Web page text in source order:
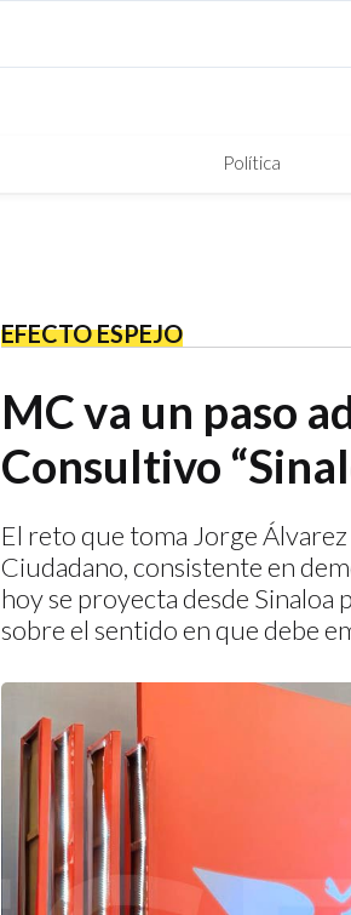
Política
EFECTO ESPEJO
MC va un paso
Consultivo
El reto que toma Jorge
Ciudadano, consistente en
hoy se proyecta desde Sinaloa
sobre el sentido en que debe